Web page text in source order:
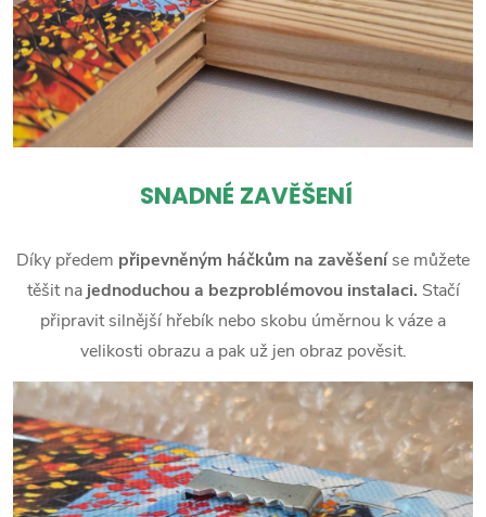
SNADNÉ ZAVĚŠENÍ
Díky předem připevněným háčkům na zavěšeníse můžete
těšit na jednoduchou a bezproblémovou instalaci. Stačí
připravit silnější hřebík nebo skobu úměrnou k váze a
velikosti obrazu a pak už jen obraz pověsit.